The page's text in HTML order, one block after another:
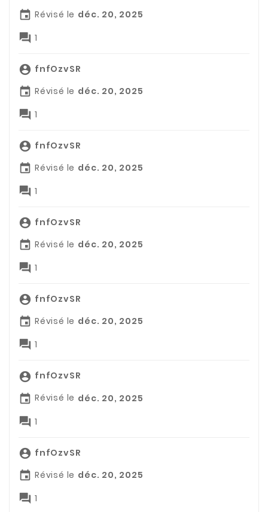
 Révisé le déc. 20, 2025
 1
 fnfOzvSR
 Révisé le déc. 20, 2025
 1
 fnfOzvSR
 Révisé le déc. 20, 2025
 1
 fnfOzvSR
 Révisé le déc. 20, 2025
 1
 fnfOzvSR
 Révisé le déc. 20, 2025
 1
 fnfOzvSR
 Révisé le déc. 20, 2025
 1
 fnfOzvSR
 Révisé le déc. 20, 2025
 1